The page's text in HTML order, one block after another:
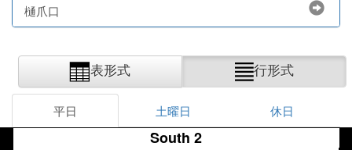
樋爪口
表形式 行形式
平日 土曜日 休日
South 2